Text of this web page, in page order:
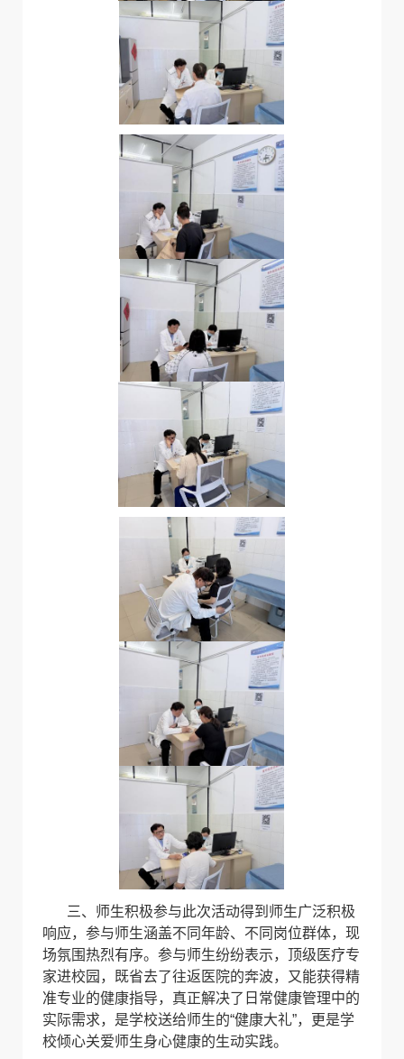
三、 师生积极参与此次活动得到师生广泛积极
响应，参与师生涵盖不同年龄、不同岗位群体，现
场氛围热烈有序。参与师生纷纷表示，顶级医疗专
家进校园，既省去了往返医院的奔波，又能获得精
准专业的健康指导，真正解决了日常健康管理中的
实际需求，是学校送给师生的“健康大礼”，更是学
校倾心关爱师生身心健康的生动实践。